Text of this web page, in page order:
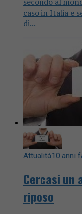
caso in Italia e
di...
Attualità10 anni
Cercasi un
riposo